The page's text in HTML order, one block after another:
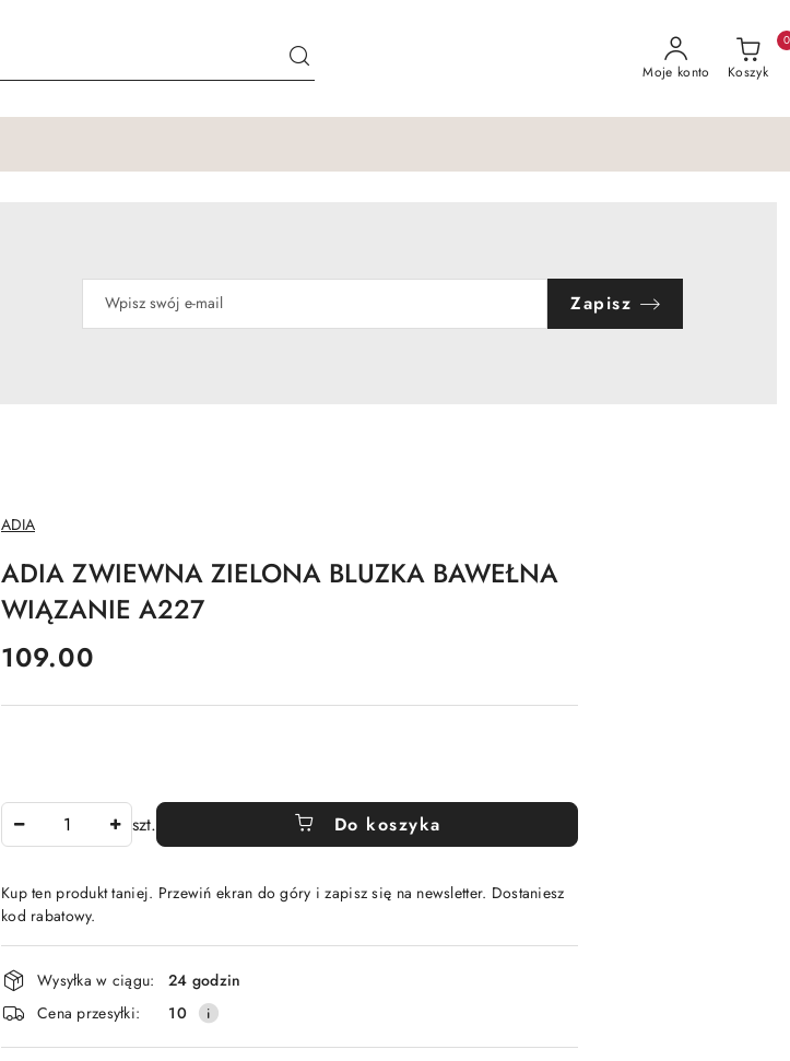
Moje konto Koszyk
0
Zapisz
NAZWA
PRODUCENTA:
ADIA
ADIA ZWIEWNA ZIELONA BLUZKA BAWEŁNA
WIĄZANIE A227
cena:
109.00
szt. Do koszyka
Kup ten produkt taniej. Przewiń ekran do góry i zapisz się na newsletter. Dostaniesz
kod rabatowy.
Dostępność
i
dostawa
Wysyłka w ciągu:
24 godzin
Cena przesyłki:
10